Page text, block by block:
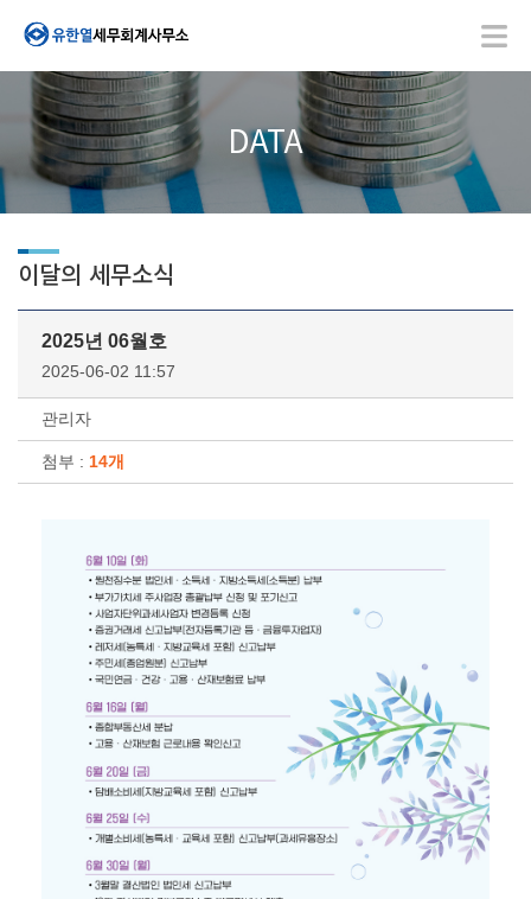
DATA
이달의 세무소식
2025년 06월호
2025-06-02 11:57
관리자
첨부 : 14개